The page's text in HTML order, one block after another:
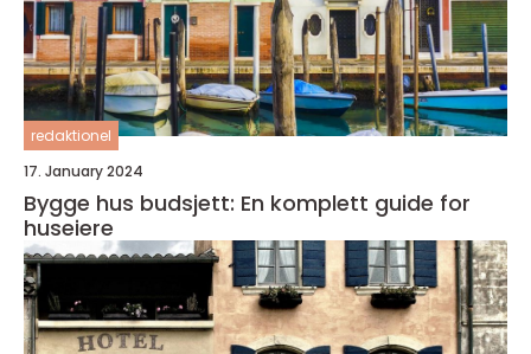
redaktionel
17. January 2024
Bygge hus budsjett: En komplett guide for
huseiere